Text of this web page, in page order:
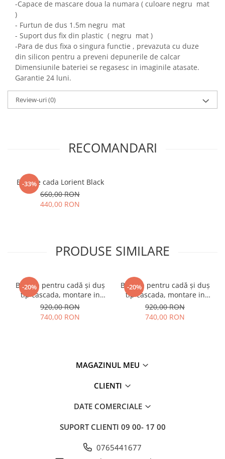
-Capace de mascare doua la numara ( culoare negru mat
)
- Furtun de dus 1.5m negru mat
- Suport dus fix din plastic ( negru mat )
-Para de dus fixa o singura functie , prevazuta cu duze
din silicon pentru a preveni depunerile de calcar
Dimensiunile bateriei se regasesc in imaginile atasate.
Garantie 24 luni.
Review-uri(0)
RECOMANDARI
-33%
Baterie cada Lorient Black
660,00 RON
440,00 RON
PRODUSE SIMILARE
-20%
Bateria pentru cadă și duș
tip cascada, montare in
perete, Nova black
920,00 RON
740,00 RON
-20%
Bateria pentru cadă și duș
tip cascada, montare in
perete, Nova black
920,00 RON
740,00 RON
MAGAZINUL MEU
CLIENTI
DATE COMERCIALE
SUPORT CLIENTI 09 00- 17 00
0765441677